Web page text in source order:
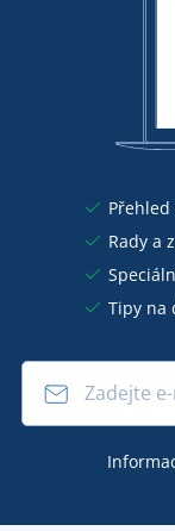
Rady a
Tipy na